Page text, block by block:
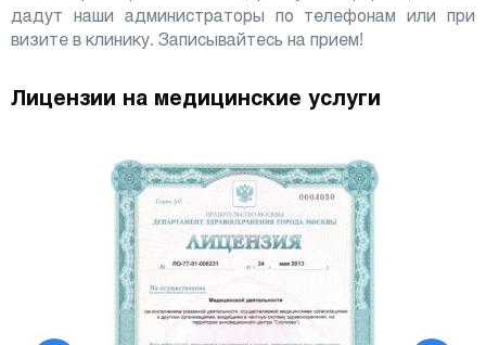
дадут наши администраторы по телефонам или при
визите в клинику. Записывайтесь на прием!
Лицензии на медицинские услуги